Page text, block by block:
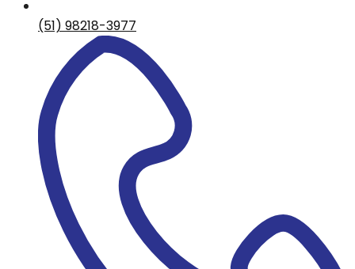
(51) 98218-3977